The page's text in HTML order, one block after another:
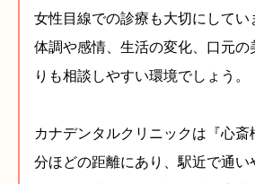
女性目線での診療も大切にして
体調や感情、生活の変化、口元の
りも相談しやすい環境でしょう。
カナデンタルクリニックは『心
分ほどの距離にあり、駅近で通い